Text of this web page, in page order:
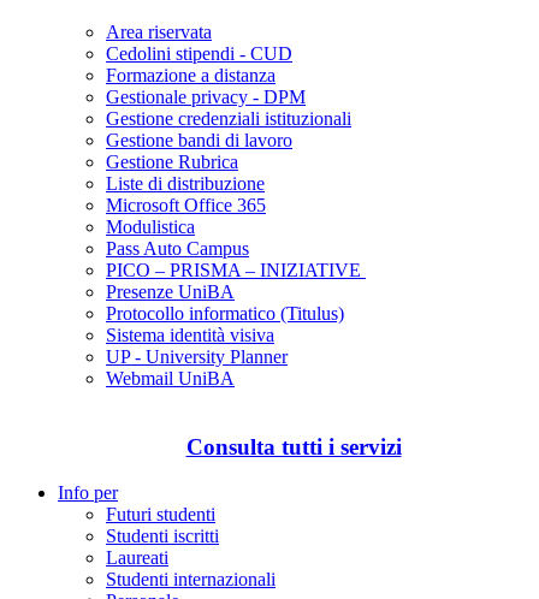
Area riservata
Cedolini stipendi - CUD
Formazione a distanza
Gestionale privacy - DPM
Gestione credenziali istituzionali
Gestione bandi di lavoro
Gestione Rubrica
Liste di distribuzione
Microsoft Office 365
Modulistica
Pass Auto Campus
PICO – PRISMA – INIZIATIVE
Presenze UniBA
Protocollo informatico (Titulus)
Sistema identità visiva
UP - University Planner
Webmail UniBA
Consulta tutti i servizi
Info per
Futuri studenti
Studenti iscritti
Laureati
Studenti internazionali